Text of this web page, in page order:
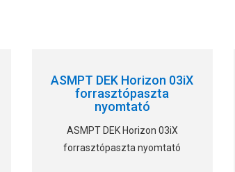
ASMPT DEK Horizon 03iX
forrasztópaszta
nyomtató
ASMPT DEK Horizon 03iX
forrasztópaszta nyomtató